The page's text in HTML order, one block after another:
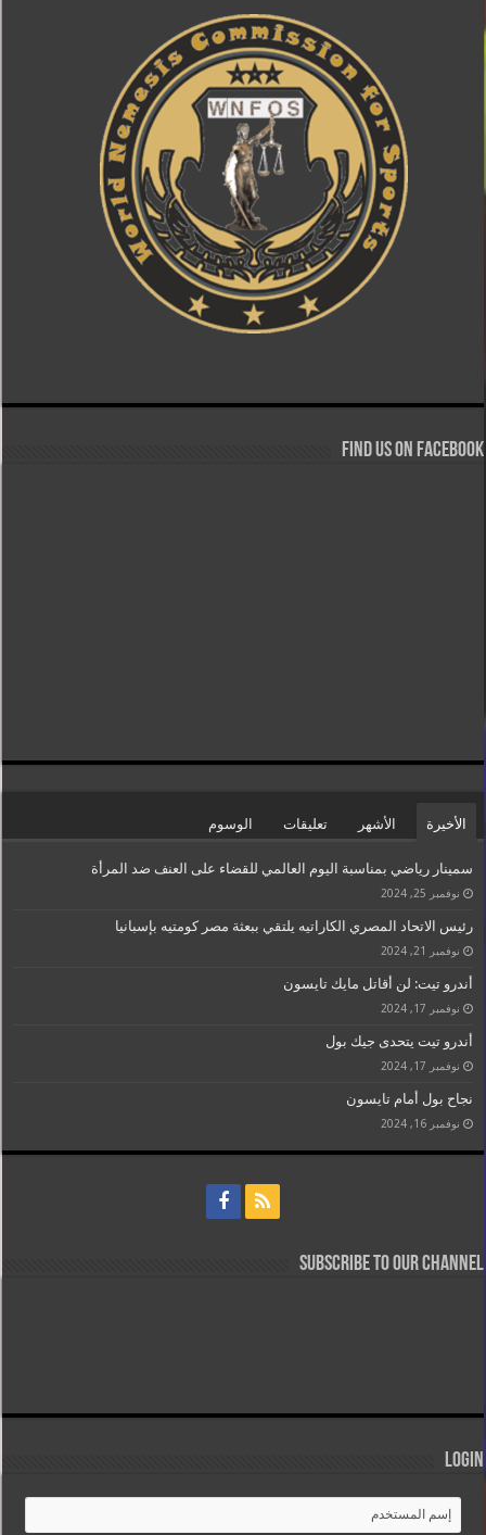
Find us on Facebook
الأخيرة الأشهر تعليقات الوسوم
سمينار رياضي بمناسبة اليوم العالمي للقضاء على العنف ضد المرأة
نوفمبر 25, 2024
رئيس الاتحاد المصري الكاراتيه يلتقي ببعثة مصر كومتيه بإسبانيا
نوفمبر 21, 2024
أندرو تيت: لن أقاتل مايك تايسون
نوفمبر 17, 2024
أندرو تيت يتحدى جيك بول
نوفمبر 17, 2024
نجاح بول أمام تايسون
نوفمبر 16, 2024
Subscribe to our Channel
Login